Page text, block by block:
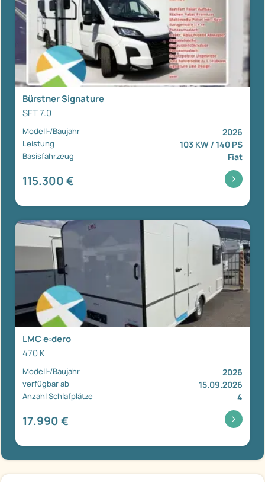
Bürstner Signature
SFT 7.0
Modell-/Baujahr 2026
Leistung 103 KW / 140 PS
Basisfahrzeug Fiat
115.300 €
LMC e:dero
470 K
Modell-/Baujahr 2026
verfügbar ab 15.09.2026
Anzahl Schlafplätze 4
17.990 €